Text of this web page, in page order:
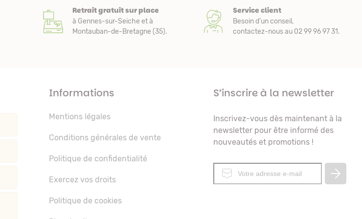
Retrait gratuit sur place
à Gennes-sur-Seiche et à
Montauban-de-Bretagne (35).
Service client
Besoin d’un conseil,
contactez-nous au 02 99 96 97 31.
S’inscrire à la newsletter
Inscrivez-vous dès maintenant à la
newsletter pour être informé des
nouveautés et promotions !
Informations
Mentions légales
Conditions générales de vente
Politique de confidentialité
Exercez vos droits
Politique de cookies